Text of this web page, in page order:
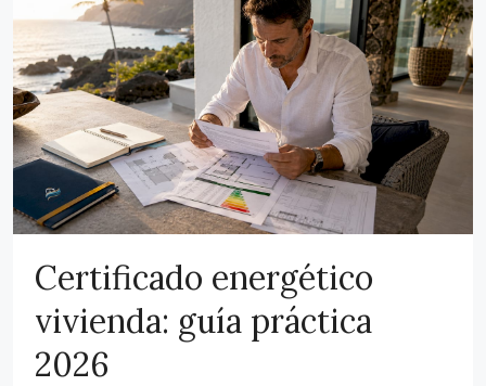
Certificado energético
vivienda: guía práctica
2026